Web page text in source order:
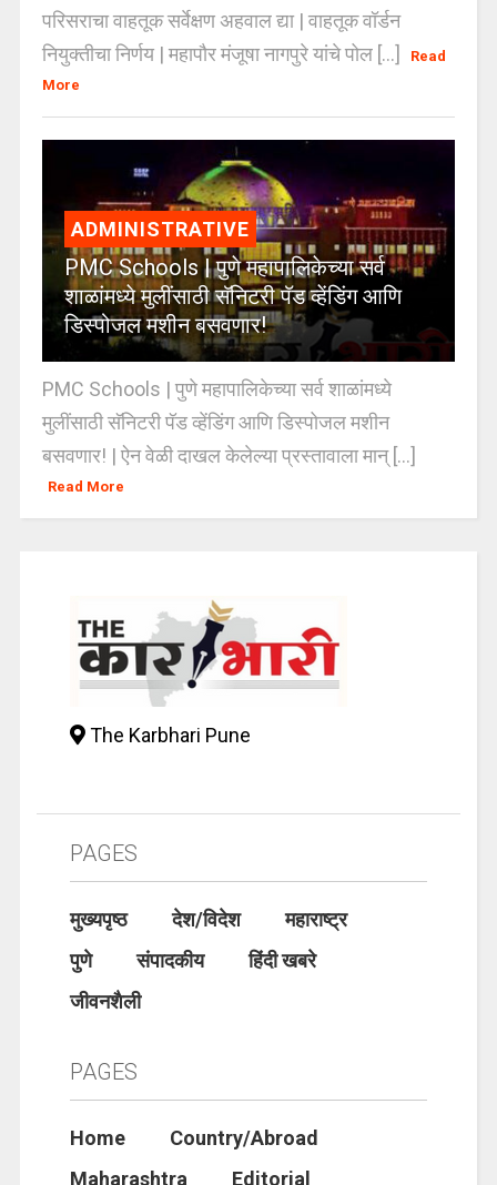
परिसराचा वाहतूक सर्वेक्षण अहवाल द्या | वाहतूक वॉर्डन
नियुक्तीचा निर्णय | महापौर मंजूषा नागपुरे यांचे पोल [...]
Read
More
ADMINISTRATIVE
PMC Schools | पुणे महापालिकेच्या सर्व
शाळांमध्ये मुलींसाठी सॅनिटरी पॅड व्हेंडिंग आणि
डिस्पोजल मशीन बसवणार!
PMC Schools | पुणे महापालिकेच्या सर्व शाळांमध्ये
मुलींसाठी सॅनिटरी पॅड व्हेंडिंग आणि डिस्पोजल मशीन
बसवणार! | ऐन वेळी दाखल केलेल्या प्रस्तावाला मान् [...]
Read More
The Karbhari Pune
PAGES
मुख्यपृष्ठ देश/विदेश
महाराष्ट्र
पुणे
संपादकीय
हिंदी खबरे
जीवनशैली
PAGES
Home
Country/Abroad
Maharashtra
Editorial